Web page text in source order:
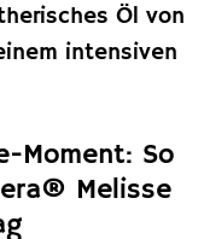
Öl von
intensiven
Moment: So
Melisse